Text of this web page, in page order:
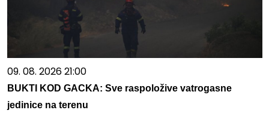
09. 08. 2026 21:00
BUKTI KOD GACKA: Sve raspoložive vatrogasne
jedinice na terenu